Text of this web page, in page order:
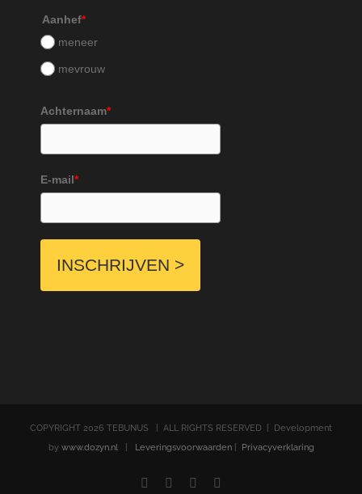
Aanhef*
meneer
mevrouw
Achternaam*
E-mail*
INSCHRIJVEN >
COPYRIGHT 2026 TEBUNUS | ALL RIGHTS RESERVED | Development
by www.dozyn.nl| Leveringsvoorwaarden| Privacyverklaring
FacebookYouTubeLinkedIn